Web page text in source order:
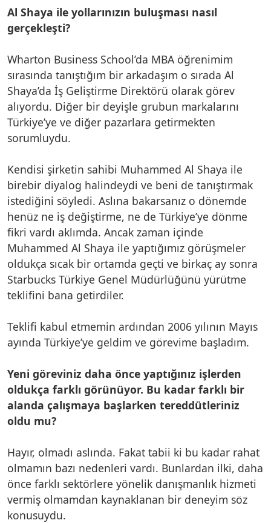
Al Shaya ile yollarınızın buluşması nasıl
gerçekleşti?
Wharton Business School’da MBA öğrenimim
sırasında tanıştığım bir arkadaşım o sırada Al
Shaya’da İş Geliştirme Direktörü olarak görev
alıyordu. Diğer bir deyişle grubun markalarını
Türkiye’ye ve diğer pazarlara getirmekten
sorumluydu.
Kendisi şirketin sahibi Muhammed Al Shaya ile
birebir diyalog halindeydi ve beni de tanıştırmak
istediğini söyledi. Aslına bakarsanız o dönemde
henüz ne iş değiştirme, ne de Türkiye’ye dönme
fikri vardı aklımda. Ancak zaman içinde
Muhammed Al Shaya ile yaptığımız görüşmeler
oldukça sıcak bir ortamda geçti ve birkaç ay sonra
Starbucks Türkiye Genel Müdürlüğünü yürütme
teklifini bana getirdiler.
Teklifi kabul etmemin ardından 2006 yılının Mayıs
ayında Türkiye’ye geldim ve görevime başladım.
Yeni göreviniz daha önce yaptığınız işlerden
oldukça farklı görünüyor. Bu kadar farklı bir
alanda çalışmaya başlarken tereddütleriniz
oldu mu?
Hayır, olmadı aslında. Fakat tabii ki bu kadar rahat
olmamın bazı nedenleri vardı. Bunlardan ilki, daha
önce farklı sektörlere yönelik danışmanlık hizmeti
vermiş olmamdan kaynaklanan bir deneyim söz
konusuydu.